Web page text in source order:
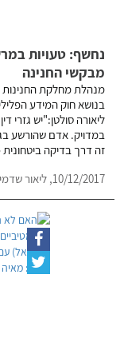
מבקשי החנינה
מנהלת מחלקת החנינות
בנושא חוק המידע
במדויק. אדם שהורשע
זה דרך בדיקה
10/12/2017, ליאור